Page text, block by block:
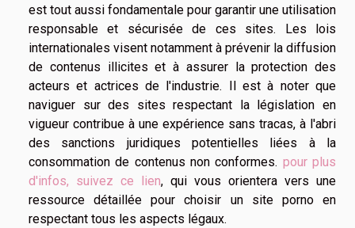
est tout aussi fondamentale pour garantir une utilisation
responsable et sécurisée de ces sites. Les lois
internationales visent notamment à prévenir la diffusion
de contenus illicites et à assurer la protection des
acteurs et actrices de l'industrie. Il est à noter que
naviguer sur des sites respectant la législation en
vigueur contribue à une expérience sans tracas, à l'abri
des sanctions juridiques potentielles liées à la
consommation de contenus non conformes. pour plus
d'infos, suivez ce lien, qui vous orientera vers une
ressource détaillée pour choisir un site porno en
respectant tous les aspects légaux.